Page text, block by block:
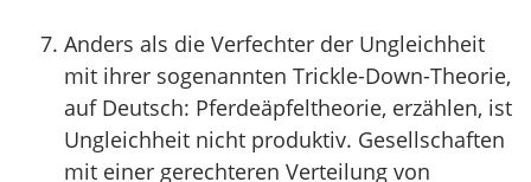
Anders als die Verfechter der Ungleichheit
mit ihrer sogenannten Trickle-Down-Theorie,
auf Deutsch: Pferdeäpfeltheorie, erzählen, ist
Ungleichheit nicht produktiv. Gesellschaften
mit einer gerechteren Verteilung von